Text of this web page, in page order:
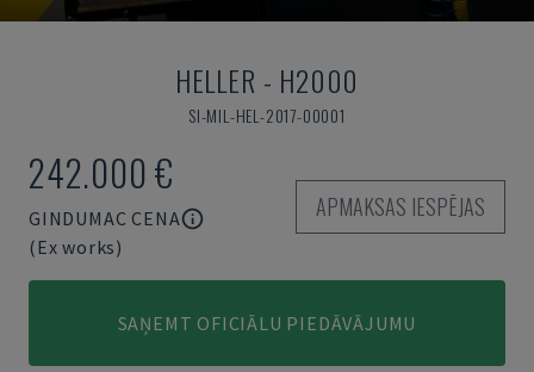
HELLER - H2000
SI-MIL-HEL-2017-00001
242.000 €
GINDUMAC CENA
(Ex works)
APMAKSAS IESPĒJAS
SAŅEMT OFICIĀLU PIEDĀVĀJUMU